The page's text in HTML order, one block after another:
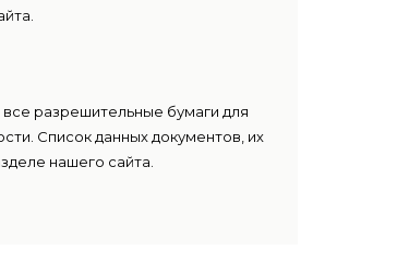
разрешительные бумаги для
Список данных документов, их
нашего сайта.